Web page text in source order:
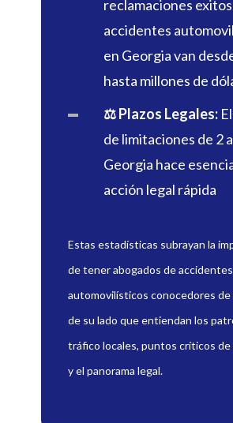
reclamaciones
accidentes
en Georgia van
hasta millones de
⚖️ Plazos Legales:
de limitaciones de 2
Georgia hace
acción legal rápida
Estas estadísticas subrayan la
de tener abogados de accidentes
automovilísticos conocedores
de su lado que entiendan los
tráfico locales, puntos críticos
y el panorama legal.